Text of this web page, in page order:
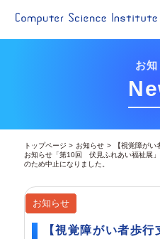
お
トップページ お知らせ
【視覚障が
お知らせ「第10回 伏見ふれあい福祉展
のため中止になりました。
【視覚障がい者歩
お知らせ